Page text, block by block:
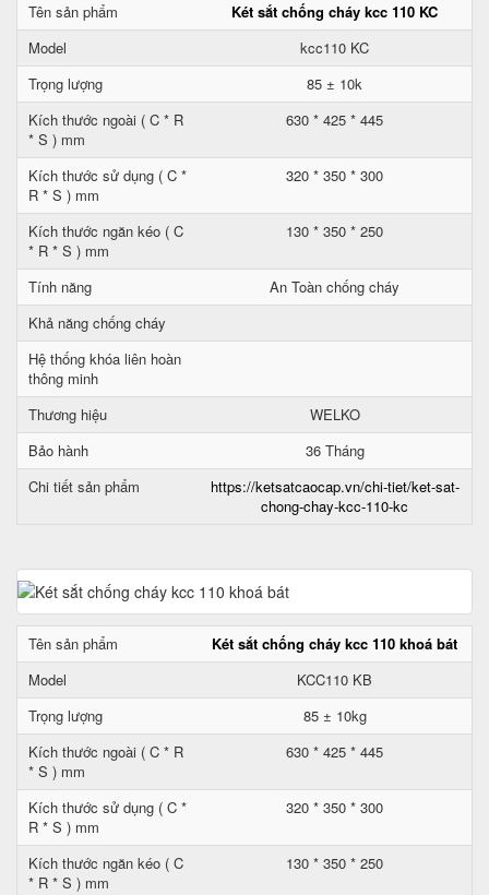
Tên sản phẩm
Két sắt chống cháy kcc 110 KC
Model
kcc110 KC
Trọng lượng
85 ± 10k
Kích thước ngoài ( C * R
* S ) mm
630 * 425 * 445
Kích thước sử dụng ( C *
R * S ) mm
320 * 350 * 300
Kích thước ngăn kéo ( C
* R * S ) mm
130 * 350 * 250
Tính năng
An Toàn chống cháy
Khả năng chống cháy
Hệ thống khóa liên hoàn
thông minh
Thương hiệu
WELKO
Bảo hành
36 Tháng
Chi tiết sản phẩm
https://ketsatcaocap.vn/chi-tiet/ket-sat-
chong-chay-kcc-110-kc
Tên sản phẩm
Két sắt chống cháy kcc 110 khoá bát
Model
KCC110 KB
Trọng lượng
85 ± 10kg
Kích thước ngoài ( C * R
* S ) mm
630 * 425 * 445
Kích thước sử dụng ( C *
R * S ) mm
320 * 350 * 300
Kích thước ngăn kéo ( C
* R * S ) mm
130 * 350 * 250